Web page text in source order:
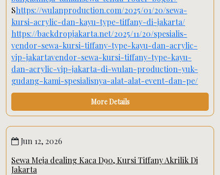
Shttps://wulanproduction.com/2025/01/20/sewa-
kursi-acrylic-dan-kayu-type-tiffany-di-jakarta/
https://backdropjakarta.net/2025/11/20/spesialis-
vendor-sewa-kursi-tiffany-type-kayu-dan-acrylic-
vip-jakartavendor-sewa-kursi-tiffany-type-kayu-
dan-acrylic-vip-jakarta-di-wulan-production-yuk-
gudang-kami-spesialisnya-alat-alat-event-dan-pe/
More Details
Jun 12, 2026
Sewa Meja dealing Kaca D90, Kursi Tiffany Akrilik Di
Jakarta